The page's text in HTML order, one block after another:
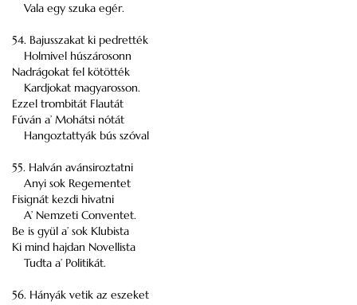
Vala egy szuka egér.
54. Bajusszakat ki pedrették
Holmivel húszárosonn
Nadrágokat fel kötötték
Kardjokat magyarosson.
Ezzel trombitát Flautát
Fúván a’ Mohátsi nótát
Hangoztattyák bús szóval
55. Halván avánsiroztatni
Anyi sok Regementet
Fisignát kezdi hivatni
A’ Nemzeti Conventet.
Be is gyül a’ sok Klubista
Ki mind hajdan Novellista
Tudta a’ Politikát.
56. Hányák vetik az eszeket